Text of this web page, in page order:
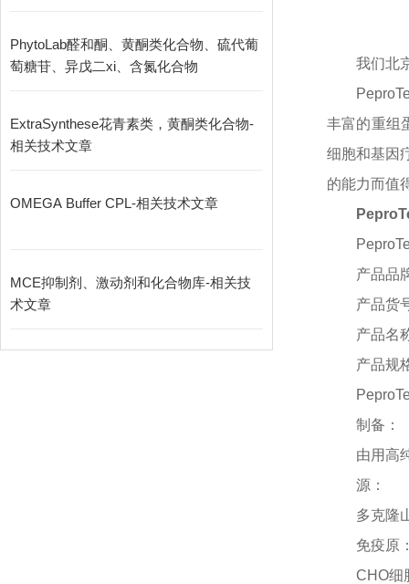
PhytoLab醛和酮、黄酮类化合物、硫代葡
萄糖苷、异戊二xi、含氮化合物
ExtraSynthese花青素类，黄酮类化合物-
相关技术文章
OMEGA Buffer CPL-相关技术文章
MCE抑制剂、激动剂和化合物库-相关技
术文章
我们北
丰富的重组
细胞和基因
的能力而值
产品品
产品货
产品名
产品规
制备：
由用高
源：
多克隆
免疫原
CHO细